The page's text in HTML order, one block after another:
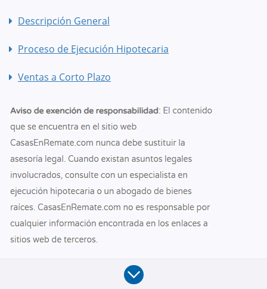
Descripción General
Proceso de Ejecución Hipotecaria
Ventas a Corto Plazo